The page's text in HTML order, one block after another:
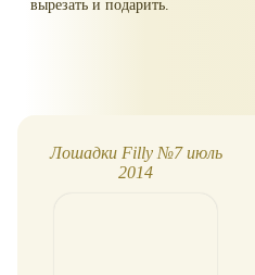
вырезать и подарить.
Лошадки Filly №7 июль
2014